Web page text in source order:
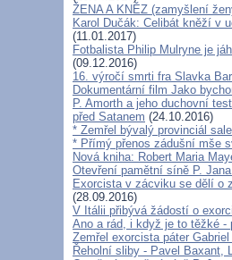
ŽENA A KNĚZ (zamyšlení
Karol Dučák: Celibát kněží v
(11.01.2017)
Fotbalista Philip Mulryne je
(09.12.2016)
16. výročí smrti fra Slavka
Dokumentární film Jako
P. Amorth a jeho duchovní
před Satanem (24.10.2016)
* Zemřel bývalý provinciál
* Přímý přenos zádušní mše
Nová kniha: Robert Maria
Otevření pamětní síně P.
Exorcista v zácviku se dělí o
(28.09.2016)
V Itálii přibývá žádostí o
Ano a rád, i když je to těžké -
Zemřel exorcista páter Gabriel
Řeholní sliby - Pavel Baxant,